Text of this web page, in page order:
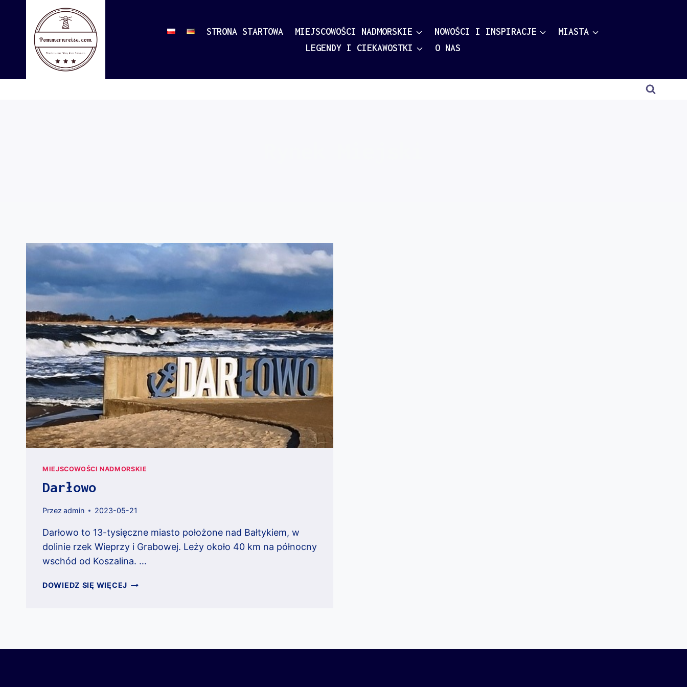
STRONA STARTOWA MIEJSCOWOŚCI NADMORSKIE NOWOŚCI I INSPIRACJE
MIASTA
LEGENDY I CIEKAWOSTKI
O NAS
MIEJSCOWOŚCI NADMORSKIE
Darłowo
Przez admin 2023-05-21
Darłowo to 13-tysięczne miasto położone nad Bałtykiem, w
dolinie rzek Wieprzy i Grabowej. Leży około 40 km na północny
wschód od Koszalina. …
DOWIEDZ SIĘ WIĘCEJ DARŁOWO